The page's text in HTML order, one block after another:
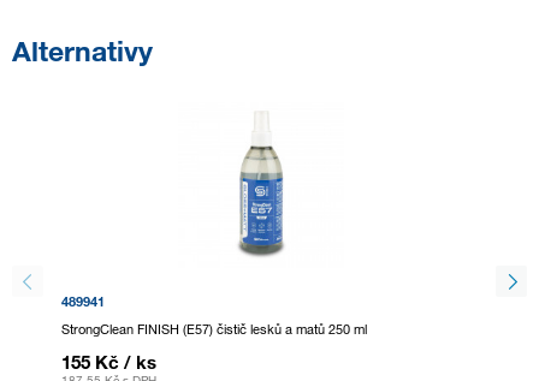
Alternativy
489941
StrongClean FINISH (E57) čistič lesků a matů 250 ml
155 Kč / ks